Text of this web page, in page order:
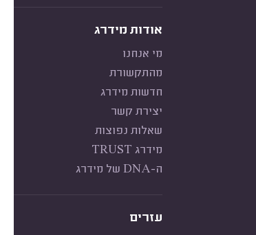
אודות מידרג
מי אנחנו
מהתקשורת
חדשות מידרג
יצירת קשר
שאלות נפוצות
מידרג TRUST
ה-DNA של מידרג
עזרים